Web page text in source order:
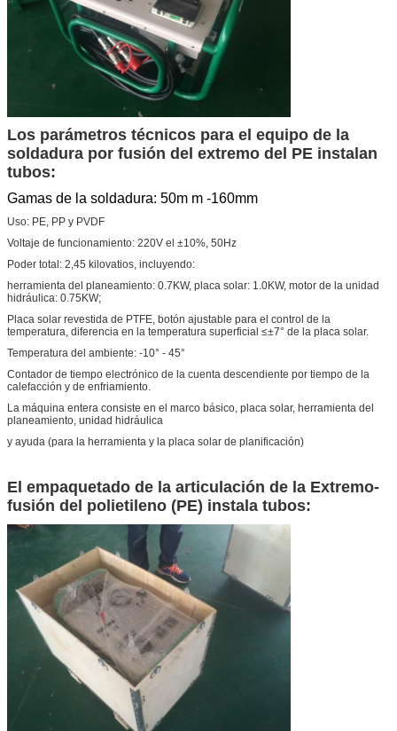
Los parámetros técnicos para el equipo de la
soldadura por fusión del extremo del PE instalan
tubos:
Gamas de la soldadura: 50m m -160mm
Uso: PE, PP y PVDF
Voltaje de funcionamiento: 220V el ±10%, 50Hz
Poder total: 2,45 kilovatios, incluyendo:
herramienta del planeamiento: 0.7KW, placa solar: 1.0KW, motor de la unidad
hidráulica: 0.75KW;
Placa solar revestida de PTFE, botón ajustable para el control de la
temperatura, diferencia en la temperatura superficial ≤±7° de la placa solar.
Temperatura del ambiente: -10° - 45°
Contador de tiempo electrónico de la cuenta descendiente por tiempo de la
calefacción y de enfriamiento.
La máquina entera consiste en el marco básico, placa solar, herramienta del
planeamiento, unidad hidráulica
y ayuda (para la herramienta y la placa solar de planificación)
El empaquetado de la articulación de la Extremo-
fusión del polietileno (PE) instala tubos: